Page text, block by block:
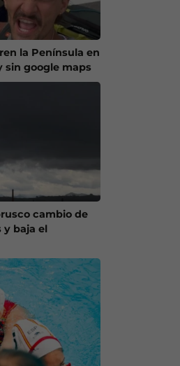
la Península en
sin google maps
cambio de
y baja el